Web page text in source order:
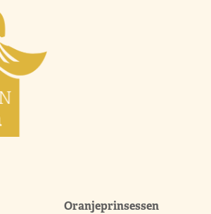
Oranjeprinsessen